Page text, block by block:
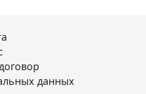
данных